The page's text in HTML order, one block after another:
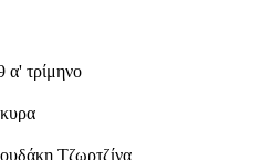
α' τρίμηνο
Τζωρτζίνα